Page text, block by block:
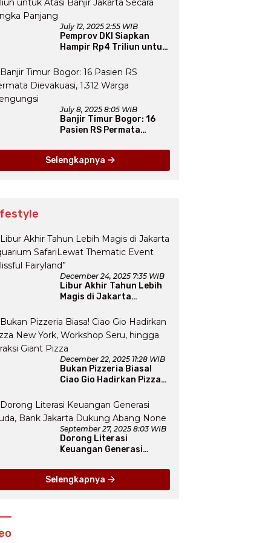
July 12, 2025 2:55 WIB
Pemprov DKI Siapkan
Hampir Rp4 Triliun untuk
Secara Jangka Panjang
July 8, 2025 8:05 WIB
Banjir Timur Bogor: 16
Pasien RS Permata
Mengungsi
Selengkapnya
December 24, 2025 7:35 WIB
Libur Akhir Tahun Lebih
Magis di Jakarta
Thematic Event “Blissful
Fairyland”
December 22, 2025 11:28 WIB
Bukan Pizzeria Biasa!
Ciao Gio Hadirkan Pizza
Seru, hingga Atraksi
Giant Pizza
September 27, 2025 8:03 WIB
Dorong Literasi
Keuangan Generasi
Dukung Abang None
Selengkapnya